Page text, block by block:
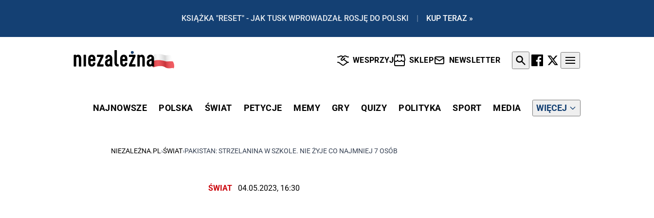
KSIĄŻKA "RESET" - JAK TUSK WPROWADZAŁ ROSJĘ DO POLSKI | KUP TERAZ »
WESPRZYJ SKLEP NEWSLETTER
NAJNOWSZE POLSKA ŚWIAT PETYCJE MEMY GRY QUIZY POLITYKA SPORT MEDIA WIĘCEJ
NIEZALEŻNA.PL ›ŚWIAT›PAKISTAN: STRZELANINA W SZKOLE. NIE ŻYJE CO NAJMNIEJ 7 OSÓB
ŚWIAT 04.05.2023, 16:30